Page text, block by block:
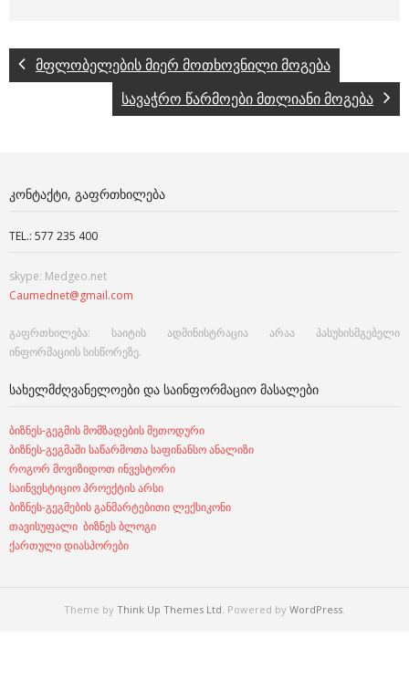
მფლობელების მიერ მოთხოვნილი მოგება
სავაჭრო წარმოები მთლიანი მოგება
ᲙᲝᲜᲢᲐᲥᲢᲘ, ᲒᲐᲤᲠᲗᲮᲘᲚᲔᲑᲐ
TEL.: 577 235 400
skype: Medgeo.net
Caumednet@gmail.com
გაფრთხილება: საიტის ადმინისტრაცია არაა პასუხისმგებელი
ინფორმაციის სისწორეზე.
ᲡᲐᲮᲔᲚᲛᲫᲦᲕᲐᲜᲔᲚᲝᲔᲑᲘ ᲓᲐ ᲡᲐᲘᲜᲤᲝᲠᲛᲐᲪᲘᲝ ᲛᲐᲡᲐᲚᲔᲑᲘ
ბიზნეს-გეგმის მომზადების მეთოდური
ბიზნეს-გეგმაში საწარმოთა საფინანსო ანალიზი
როგორ მოვიზიდოთ ინვესტორი
საინვესტიციო პროექტის არსი
ბიზნეს-გეგმების განმარტებითი ლექსიკონი
თავისუფალი ბიზნეს ბლოგი
ქართული დიასპორები
Theme by Think Up Themes Ltd. Powered by WordPress.